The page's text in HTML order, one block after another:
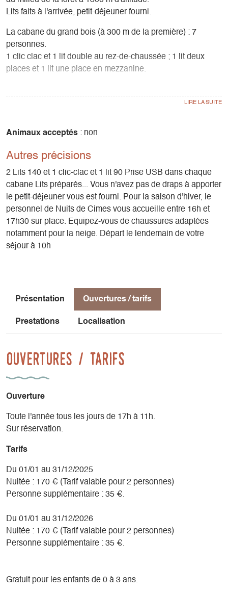
Lits faits à l'arrivée, petit-déjeuner fourni.
La cabane du grand bois (à 300 m de la première) : 7
personnes.
1 clic clac et 1 lit double au rez-de-chaussée ; 1 lit deux
places et 1 lit une place en mezzanine.
La petite cabane : 4 personnes maxi. 2 lits (120 x 190) en
Dans les deux cabanes :
Électricité solaire, chauffage. Toilettes sèches. Terrasse
aménagée avec table et chaises.
Pas de douche ! Nous vous fournissons serviettes pour une
petite toilette à l'évier.
Formule hôtelière : lits propres et préparés... vous n'avez
pas de draps à apporter et le petit-déjeuner vous est fourni.
Animaux acceptés : non
Autres précisions
2 Lits 140 et 1 clic-clac et 1 lit 90 Prise USB dans chaque
cabane Lits préparés... Vous n'avez pas de draps à apporter
le petit-déjeuner vous est fourni. Pour la saison d'hiver, le
personnel de Nuits de Cimes vous accueille entre 16h et
17h30 sur place. Equipez-vous de chaussures adaptées
notamment pour la neige. Départ le lendemain de votre
séjour à 10h
Présentation Ouvertures / tarifs
Prestations Localisation
Ouvertures / tarifs
Ouverture
Toute l'année tous les jours de 17h à 11h.
Sur réservation.
Tarifs
Du 01/01 au 31/12/2025
Nuitée : 170 € (Tarif valable pour 2 personnes)
Personne supplémentaire : 35 €.
Du 01/01 au 31/12/2026
Nuitée : 170 € (Tarif valable pour 2 personnes)
Personne supplémentaire : 35 €.
Gratuit pour les enfants de 0 à 3 ans.